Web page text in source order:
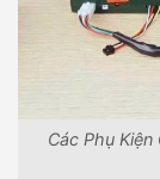
Các Phụ